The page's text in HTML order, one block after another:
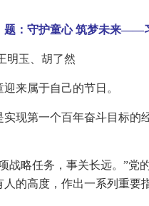
题：守护童心 筑梦未来——
明玉、胡了然
来属于自己的节日。
实现第一个百年奋斗目标
战略任务，事关长远。”
的高度，作出一系列重